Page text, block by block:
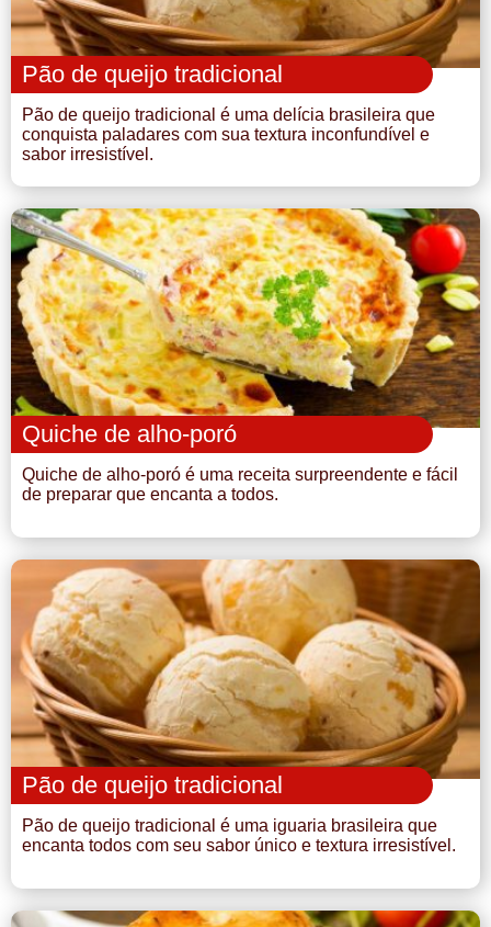
Pão de queijo tradicional
Pão de queijo tradicional é uma delícia brasileira que
conquista paladares com sua textura inconfundível e
sabor irresistível.
Quiche de alho-poró
Quiche de alho-poró é uma receita surpreendente e fácil
de preparar que encanta a todos.
Pão de queijo tradicional
Pão de queijo tradicional é uma iguaria brasileira que
encanta todos com seu sabor único e textura irresistível.